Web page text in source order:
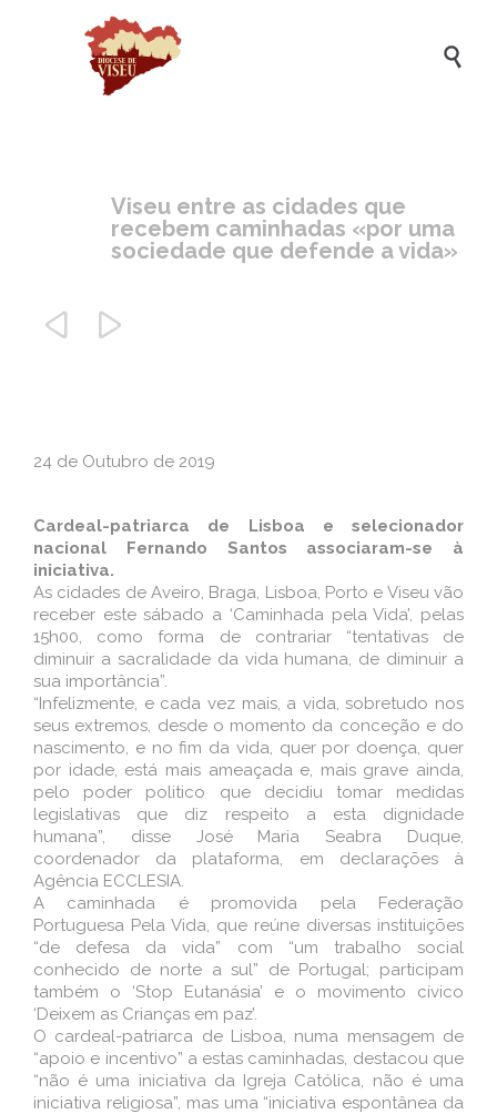

Viseu entre as cidades que
recebem caminhadas «por uma
sociedade que defende a vida»
 
24 de Outubro de 2019
Cardeal-patriarca de Lisboa e selecionador
nacional Fernando Santos associaram-se à
iniciativa.
As cidades de Aveiro, Braga, Lisboa, Porto e Viseu vão
receber este sábado a ‘Caminhada pela Vida’, pelas
15h00, como forma de contrariar “tentativas de
diminuir a sacralidade da vida humana, de diminuir a
sua importância”.
“Infelizmente, e cada vez mais, a vida, sobretudo nos
seus extremos, desde o momento da conceção e do
nascimento, e no fim da vida, quer por doença, quer
por idade, está mais ameaçada e, mais grave ainda,
pelo poder politico que decidiu tomar medidas
legislativas que diz respeito a esta dignidade
humana”, disse José Maria Seabra Duque,
coordenador da plataforma, em declarações à
Agência ECCLESIA.
A caminhada é promovida pela Federação
Portuguesa Pela Vida, que reúne diversas instituições
“de defesa da vida” com “um trabalho social
conhecido de norte a sul” de Portugal; participam
também o ‘Stop Eutanásia’ e o movimento cívico
‘Deixem as Crianças em paz’.
O cardeal-patriarca de Lisboa, numa mensagem de
“apoio e incentivo” a estas caminhadas, destacou que
“não é uma iniciativa da Igreja Católica, não é uma
iniciativa religiosa”, mas uma “iniciativa espontânea da